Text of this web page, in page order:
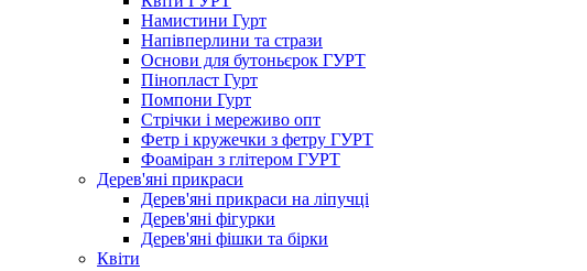
Намистини Гурт
Напівперлини та стрази
Основи для бутоньєрок ГУРТ
Пінопласт Гурт
Помпони Гурт
Стрічки і мереживо опт
Фетр і кружечки з фетру ГУРТ
Фоаміран з глітером ГУРТ
Дерев'яні прикраси
Дерев'яні прикраси на ліпучці
Дерев'яні фігурки
Дерев'яні фішки та бірки
Квіти